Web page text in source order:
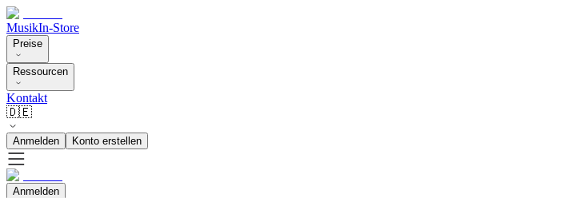
MusikIn-Store
Preise
Ressourcen
Kontakt
🇩🇪
Anmelden Konto erstellen
Anmelden